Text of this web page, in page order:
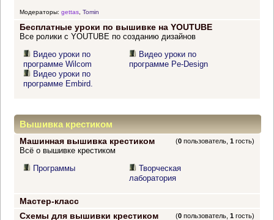
Модераторы: gettas, Tomin
Бесплатные уроки по вышивке на YOUTUBE
Все ролики с YOUTUBE по созданию дизайнов
Видео уроки по
программе Wilcom
Видео уроки по
программе Embird.
Видео уроки по
программе Pe-Design
Вышивка крестиком
Машинная вышивка крестиком (0 пользователь,1 гость)
Всё о вышивке крестиком
Программы
Творческая
лаборатория
Мастер-класс
Схемы для вышивки крестиком
(0 пользователь,1 гость)